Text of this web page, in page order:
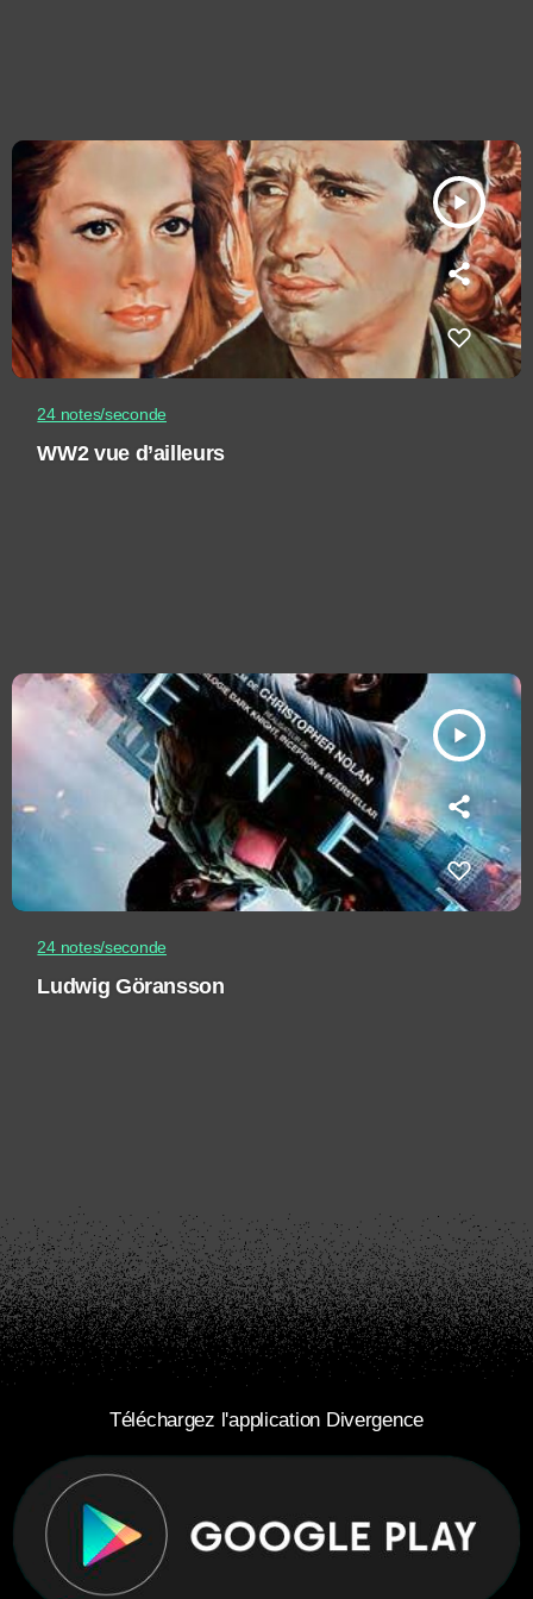
play_arrow
24 notes/seconde
WW2 vue d’ailleurs
play_arrow
24 notes/seconde
Ludwig Göransson
Téléchargez l'application Divergence